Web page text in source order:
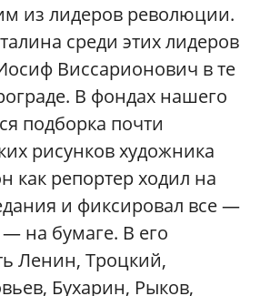
из лидеров революции.
среди этих лидеров
Виссарионович в те
В фондах нашего
подборка почти
рисунков художника
как репортер ходил на
и фиксировал все —
на бумаге. В его
Ленин, Троцкий,
Бухарин, Рыков,